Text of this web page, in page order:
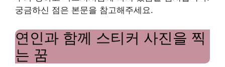
궁금하신 점은 본문을 참고해주세요.
연인과 함께 스티커 사진을 찍
는 꿈